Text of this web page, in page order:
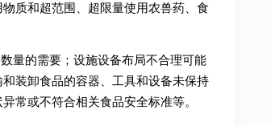
质和超范围、超限量使用农兽药、食
量的需要；设施设备布局不合理可能
装卸食品的容器、工具和设备未保持
常或不符合相关食品安全标准等。